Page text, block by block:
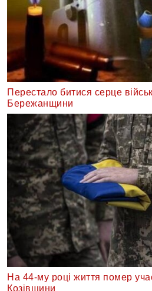
Перестало битися серце
Бережанщини
На 44-му році життя помер
Козівщини